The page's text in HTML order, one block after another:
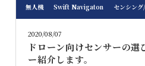
無人機
Swift Navigaton センシン
2020/08/07
ドローン向けセンサーの
ー紹介します。